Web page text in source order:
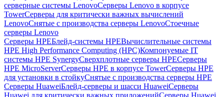
серверные системы LenovoСерверы Lenovo в корпусе
TowerСерверы для критически важных вычислений
LenovoСнятые с производства серверы LenovoСтоечные
серверы Lenovo
Серверы HPEБлейд-системы HPEВычислительные системы
HPE High Performance Computing (HPC)Компонуемые IT
системы HPE SynergyСверхплотные серверы HPEСерверы
HPE MicroServerСерверы HPE в корпусе TowerСерверы HPE
для установки в стойкуСнятые с производства серверы HPE
Серверы HuaweiБлейд-серверы и шасси HuaweiСерверы
Huawei для критически важных приложенийСерверы Huawei